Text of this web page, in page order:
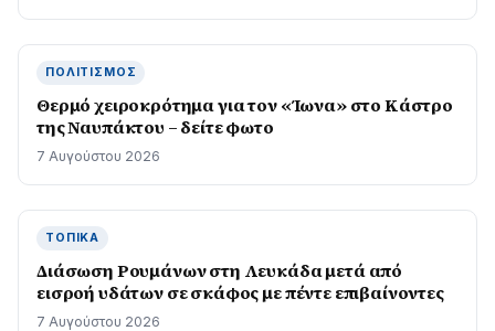
ΠΟΛΙΤΙΣΜΌΣ
Θερμό χειροκρότημα για τον «Ίωνα» στο Κάστρο
της Ναυπάκτου – δείτε φωτο
7 Αυγούστου 2026
ΤΟΠΙΚΆ
Διάσωση Ρουμάνων στη Λευκάδα μετά από
εισροή υδάτων σε σκάφος με πέντε επιβαίνοντες
7 Αυγούστου 2026